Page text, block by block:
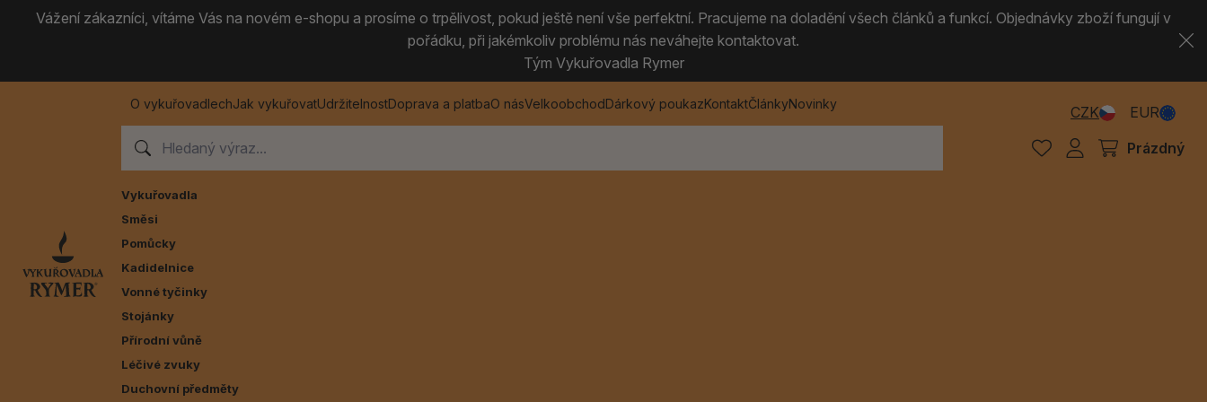
Vážení zákazníci, vítáme Vás na novém e-shopu a prosíme o trpělivost, pokud ještě není vše perfektní. Pracujeme na doladění všech článků a funkcí. Objednávky zboží fungují v
pořádku, při jakémkoliv problému nás neváhejte kontaktovat.
Tým Vykuřovadla Rymer
O vykuřovadlechJak vykuřovatUdržitelnostDoprava a platbaO násVelkoobchodDárkový poukazKontaktČlánkyNovinky CZK
EUR
Prázdný
Vykuřovadla
Směsi
Pomůcky
Kadidelnice
Vonné tyčinky
Stojánky
Přírodní vůně
Léčivé zvuky
Duchovní předměty